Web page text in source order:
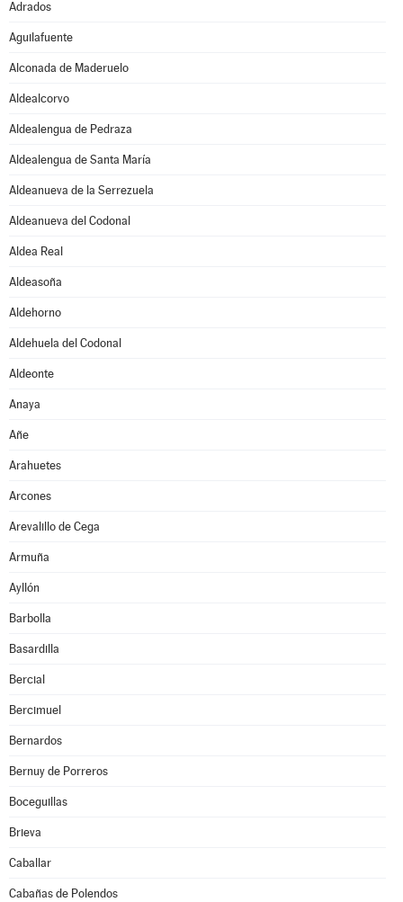
Adrados
Aguilafuente
Alconada de Maderuelo
Aldealcorvo
Aldealengua de Pedraza
Aldealengua de Santa María
Aldeanueva de la Serrezuela
Aldeanueva del Codonal
Aldea Real
Aldeasoña
Aldehorno
Aldehuela del Codonal
Aldeonte
Anaya
Añe
Arahuetes
Arcones
Arevalillo de Cega
Armuña
Ayllón
Barbolla
Basardilla
Bercial
Bercimuel
Bernardos
Bernuy de Porreros
Boceguillas
Brieva
Caballar
Cabañas de Polendos